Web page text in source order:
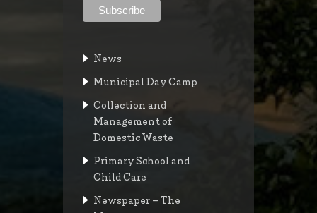
News
Municipal Day Camp
Collection and
Management of
Domestic Waste
Primary School and
Child Care
Newspaper – The